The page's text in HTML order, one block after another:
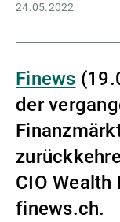
24.05.2022
Finews
der
CIO Wealth
finews.ch.